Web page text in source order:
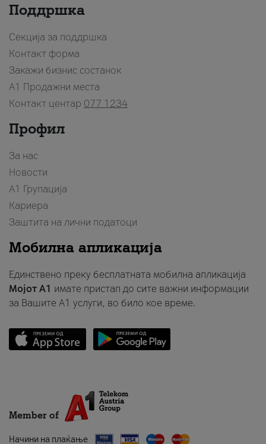
Поддршка
Секција за поддршка
Контакт форма
Закажи бизнис состанок
A1 Продажни места
Контакт центар 077 1234
Профил
За нас
Новости
А1 Групација
Кариера
Заштита на лични податоци
Мобилна апликација
Единствено преку бесплатната мобилна апликација
Мојот A1 имате пристап до сите важни информации
за Вашите A1 услуги, во било кое време.
Member of
Начини на плаќање